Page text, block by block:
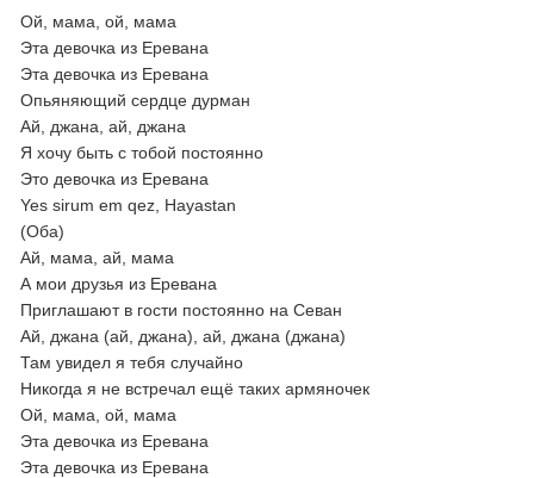
Ой, мама, ой, мама
Эта девочка из Еревана
Эта девочка из Еревана
Опьяняющий сердце дурман
Ай, джана, ай, джана
Я хочу быть с тобой постоянно
Это девочка из Еревана
Yes sirum em qez, Hayastan
(Оба)
Ай, мама, ай, мама
А мои друзья из Еревана
Приглашают в гости постоянно на Севан
Ай, джана (ай, джана), ай, джана (джана)
Там увидел я тебя случайно
Никогда я не встречал ещё таких армяночек
Ой, мама, ой, мама
Эта девочка из Еревана
Эта девочка из Еревана